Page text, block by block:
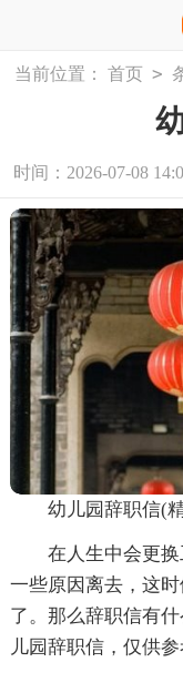
当前位置： 首页 >
时间：2026-07-08
幼儿园辞职信(
在人生中会更
一些原因离去，这
了。那么辞职信有
儿园辞职信，仅供